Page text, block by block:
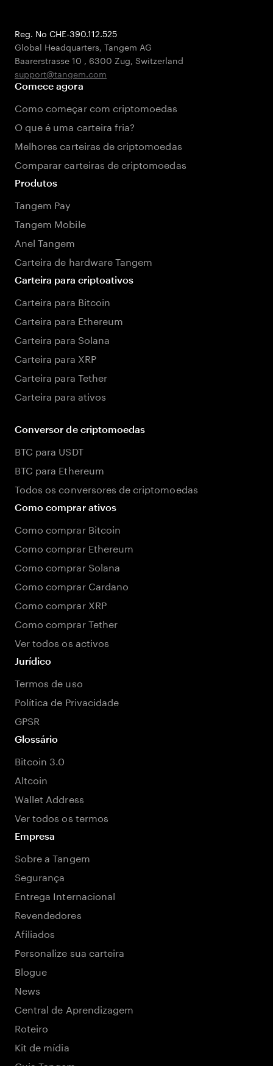
Reg. No CHE-390.112.525
Global Headquarters, Tangem AG
Baarerstrasse 10 , 6300 Zug, Switzerland
support@tangem.com
Comece agora
Como começar com criptomoedas
O que é uma carteira fria?
Melhores carteiras de criptomoedas
Comparar carteiras de criptomoedas
Produtos
Tangem Pay
Tangem Mobile
Anel Tangem
Carteira de hardware Tangem
Carteira para criptoativos
Carteira para Bitcoin
Carteira para Ethereum
Carteira para Solana
Carteira para XRP
Carteira para Tether
Carteira para ativos
Conversor de criptomoedas
BTC para USDT
BTC para Ethereum
Todos os conversores de criptomoedas
Como comprar ativos
Como comprar Bitcoin
Como comprar Ethereum
Como comprar Solana
Como comprar Cardano
Como comprar XRP
Como comprar Tether
Ver todos os activos
Jurídico
Termos de uso
Política de Privacidade
GPSR
Glossário
Bitcoin 3.0
Altcoin
Wallet Address
Ver todos os termos
Empresa
Sobre a Tangem
Segurança
Entrega Internacional
Revendedores
Afiliados
Personalize sua carteira
Blogue
News
Central de Aprendizagem
Roteiro
Kit de mídia